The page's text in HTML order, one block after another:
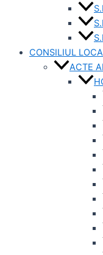
CONSILIUL
ACTE